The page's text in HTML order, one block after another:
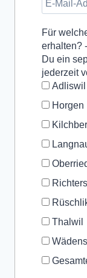
Für
erhalten?
Du ein
jederzeit
Adliswil
Horgen
Thalwil